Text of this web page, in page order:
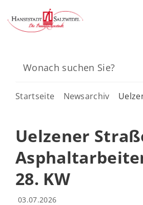
Startseite Newsarchiv
Uelzener
28. KW
03.07.2026